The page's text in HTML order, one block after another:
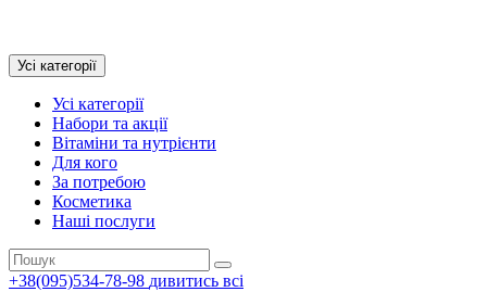
Усі категорії
Усі категорії
Набори та акції
Вітаміни та нутрієнти
Для кого
За потребою
Косметика
Наші послуги
+38(095)534-78-98 дивитись всі